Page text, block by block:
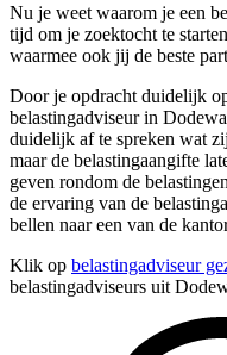
Nu je weet waarom je een
tijd om je zoektocht te
waarmee ook jij de beste
Door je opdracht duidelijk
belastingadviseur in
duidelijk af te spreken wat
maar de belastingaangifte
geven rondom de
de ervaring van de
bellen naar een van de
Klik op belastingadviseur
belastingadviseurs uit